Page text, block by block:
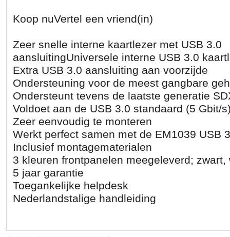
Koop nuVertel een vriend(in)
Zeer snelle interne kaartlezer met USB 3.0
aansluitingUniversele interne USB 3.0
Extra USB 3.0 aansluiting aan voorzijde
Ondersteuning voor de meest gangbare
Ondersteunt tevens de laatste generatie
Voldoet aan de USB 3.0 standaard (5 Gbit/
Zeer eenvoudig te monteren
Werkt perfect samen met de EM1039 USB
Inclusief montagematerialen
3 kleuren frontpanelen meegeleverd; zwart,
5 jaar garantie
Toegankelijke helpdesk
Nederlandstalige handleiding